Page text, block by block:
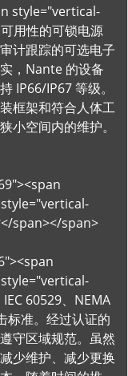
style="vertical-
用性的可锁电源
计跟踪的可选电子
，Nante 的设备
IP66/IP67 等级。
框架和符合人体工
小空间内的维护。
span></span>
60529、NEMA
标准。经过认证的
守区域规范。虽然
少维护、减少更换